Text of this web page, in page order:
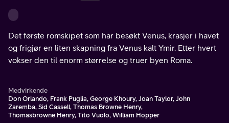
Det første romskipet som har besøkt Venus, krasjer i havet
og frigjør en liten skapning fra Venus kalt Ymir. Etter hvert
vokser den til enorm størrelse og truer byen Roma.
Medvirkende
Don Orlando, Frank Puglia, George Khoury, Joan Taylor, John
Zaremba, Sid Cassell, Thomas Browne Henry,
Thomasbrowne Henry, Tito Vuolo, William Hopper